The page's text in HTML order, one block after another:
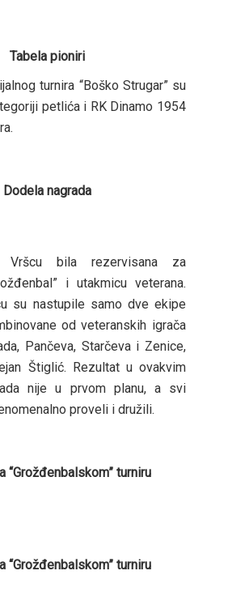
Tabela pioniri
turnira “Boško Strugar” su
petlića i RK Dinamo 1954
Dodela nagrada
bila rezervisana za
i utakmicu veterana.
su nastupile samo dve ekipe
od veteranskih igrača
Pančeva, Starčeva i Zenice,
Štiglić. Rezultat u ovakvim
nije u prvom planu, a svi
proveli i družili.
“Grožđenbalskom” turniru
“Grožđenbalskom” turniru